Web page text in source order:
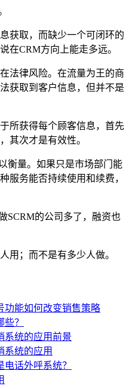
获取，而缺少一个可闭环的
在CRM方向上能走多远。
法律风险。在流量为王的商
获取到客户信息，但并不是
所获得每个顾客信息，首先
其次才是有效性。
衡量。如果只是市场部门能
服务能否持续使用和续费，
SCRM的公司多了，融资也
用；而不是有多少人做。
功能如何改变销售策略
？
系统的应用前景
系统的应用
话外呼系统？